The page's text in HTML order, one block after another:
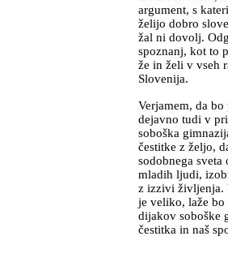
argument, s
želijo dobro
žal ni dovolj.
spoznanj, kot to
že in želi v vseh
Slovenija.
Verjamem, da
dejavno tudi v
soboška
čestitke z željo,
sodobnega
mladih ljudi,
z izzivi življenja.
je veliko, laže
dijakov soboške
čestitka in naš